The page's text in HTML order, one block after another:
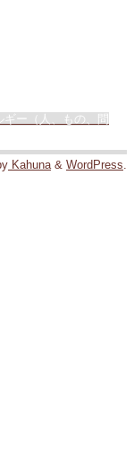
ー（人、もの、問
Kahuna & WordPress